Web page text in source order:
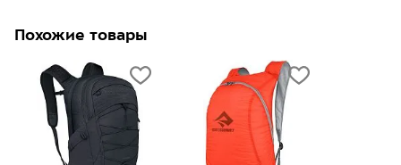
Похожие товары